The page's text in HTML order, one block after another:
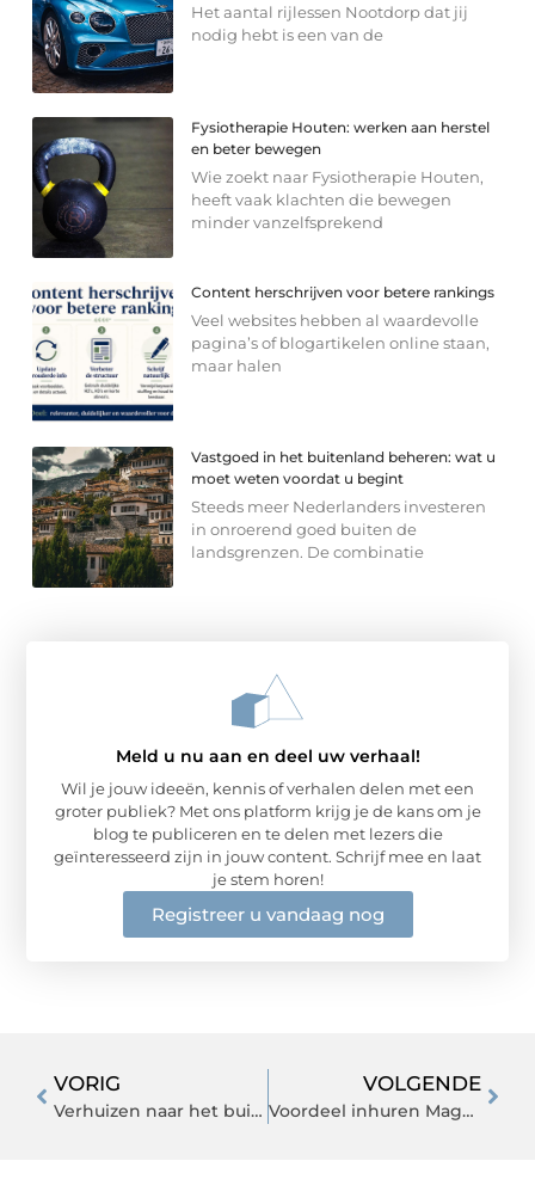
Het aantal rijlessen Nootdorp dat jij
nodig hebt is een van de
Fysiotherapie Houten: werken aan herstel
en beter bewegen
Wie zoekt naar Fysiotherapie Houten,
heeft vaak klachten die bewegen
minder vanzelfsprekend
Content herschrijven voor betere rankings
Veel websites hebben al waardevolle
pagina’s of blogartikelen online staan,
maar halen
Vastgoed in het buitenland beheren: wat u
moet weten voordat u begint
Steeds meer Nederlanders investeren
in onroerend goed buiten de
landsgrenzen. De combinatie
Meld u nu aan en deel uw verhaal!
Wil je jouw ideeën, kennis of verhalen delen met een
groter publiek? Met ons platform krijg je de kans om je
blog te publiceren en te delen met lezers die
geïnteresseerd zijn in jouw content. Schrijf mee en laat
je stem horen!
Registreer u vandaag nog
VORIG
Verhuizen naar het buitenland met dit verhuisbedrijf uit Zuid-Holland
VOLGENDE
Voordeel inhuren Magento 2 specialist